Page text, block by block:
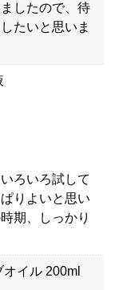
したので、待
たいと思いま
ろいろ試して
りよいと思い
期、しっかり
イル 200ml